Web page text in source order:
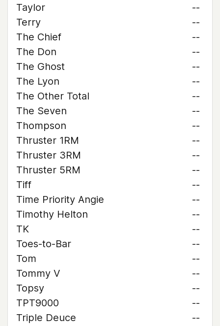
Taylor
--
Terry
--
The Chief
--
The Don
--
The Ghost
--
The Lyon
--
The Other Total
--
The Seven
--
Thompson
--
Thruster 1RM
--
Thruster 3RM
--
Thruster 5RM
--
Tiff
--
Time Priority Angie
--
Timothy Helton
--
TK
--
Toes-to-Bar
--
Tom
--
Tommy V
--
Topsy
--
TPT9000
--
Triple Deuce
--